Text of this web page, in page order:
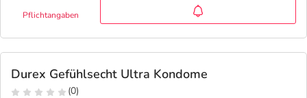
Pflichtangaben
Durex Gefühlsecht Ultra Kondome
(0)